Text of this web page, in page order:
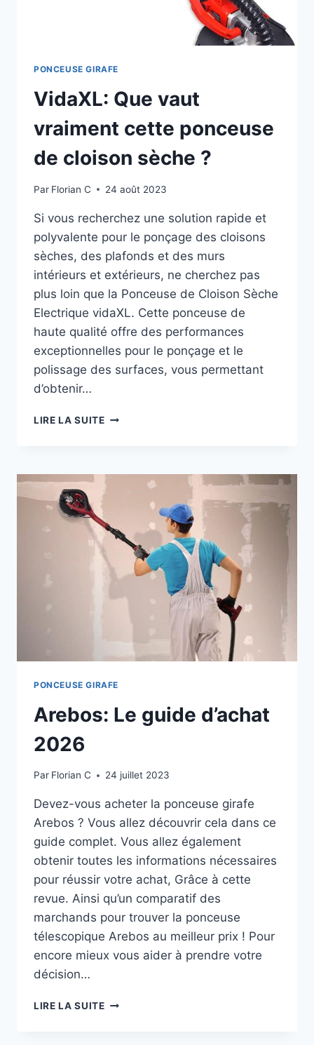
PONCEUSE GIRAFE
VidaXL: Que vaut
vraiment cette ponceuse
de cloison sèche ?
Par Florian C 24 août 2023
Si vous recherchez une solution rapide et
polyvalente pour le ponçage des cloisons
sèches, des plafonds et des murs
intérieurs et extérieurs, ne cherchez pas
plus loin que la Ponceuse de Cloison Sèche
Electrique vidaXL. Cette ponceuse de
haute qualité offre des performances
exceptionnelles pour le ponçage et le
polissage des surfaces, vous permettant
d’obtenir…
LIRE LA SUITEVIDAXL:
CETTE
PONCEUSE
CLOISON
SÈCHE
?
PONCEUSE GIRAFE
Arebos: Le guide d’achat
2026
Par Florian C 24 juillet 2023
Devez-vous acheter la ponceuse girafe
Arebos ? Vous allez découvrir cela dans ce
guide complet. Vous allez également
obtenir toutes les informations nécessaires
pour réussir votre achat, Grâce à cette
revue. Ainsi qu’un comparatif des
marchands pour trouver la ponceuse
télescopique Arebos au meilleur prix ! Pour
encore mieux vous aider à prendre votre
décision…
LIRE LA SUITEAREBOS: